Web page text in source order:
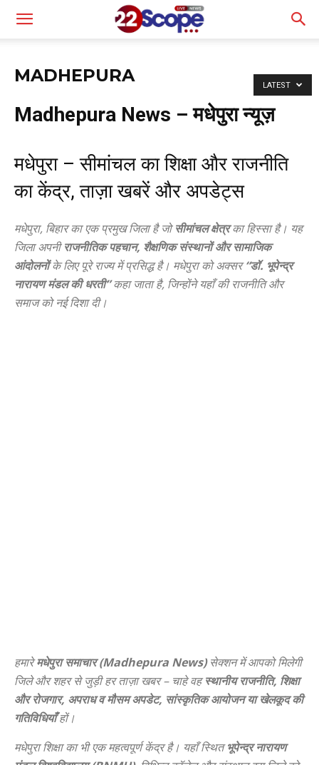
MADHEPURA
Madhepura News – मधेपुरा न्यूज़
मधेपुरा – सीमांचल का शिक्षा और राजनीति
का केंद्र, ताज़ा खबरें और अपडेट्स
मधेपुरा, बिहार का एक प्रमुख जिला है जोसीमांचल क्षेत्रका हिस्सा है। यह
जिला अपनीराजनीतिक पहचान, शैक्षणिक संस्थानों और सामाजिक
आंदोलनोंके लिए पूरे राज्य में प्रसिद्ध है। मधेपुरा को अक्सर“डॉ. भूपेन्द्र
नारायण मंडल की धरती”कहा जाता है, जिन्होंने यहाँ की राजनीति और
समाज को नई दिशा दी।
हमारेमधेपुरा समाचार (Madhepura News)सेक्शन में आपको मिलेगी
जिले और शहर से जुड़ी हर ताज़ा खबर – चाहे वहस्थानीय राजनीति, शिक्षा
और रोजगार, अपराध व मौसम अपडेट, सांस्कृतिक आयोजन या खेलकूद की
गतिविधियाँहों।
मधेपुरा शिक्षा का भी एक महत्वपूर्ण केंद्र है। यहाँ स्थितभूपेन्द्र नारायण
LATEST